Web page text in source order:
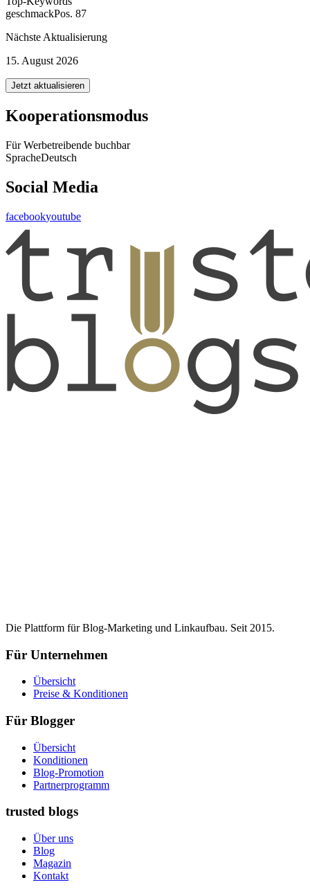
geschmackPos. 87
Nächste Aktualisierung
15. August 2026
Jetzt aktualisieren
Kooperationsmodus
Für Werbetreibende buchbar
SpracheDeutsch
Social Media
facebookyoutube
Die Plattform für Blog-Marketing und Linkaufbau. Seit 2015.
Für Unternehmen
Übersicht
Preise & Konditionen
Für Blogger
Übersicht
Konditionen
Blog-Promotion
Partnerprogramm
trusted blogs
Über uns
Blog
Magazin
Kontakt